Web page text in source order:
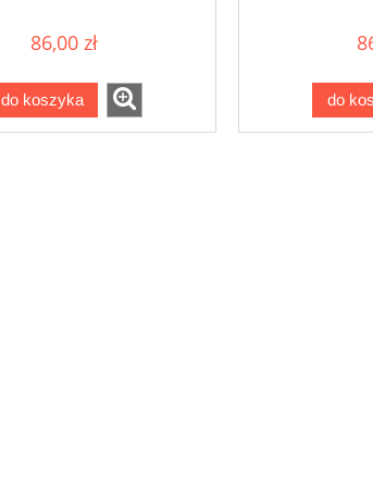
86,00 zł
do koszyka do